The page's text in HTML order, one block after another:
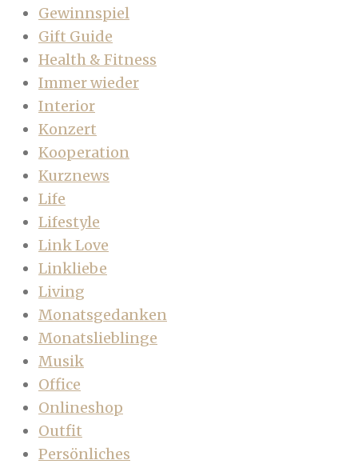
Gewinnspiel
Gift Guide
Health & Fitness
Immer wieder
Interior
Konzert
Kooperation
Kurznews
Life
Lifestyle
Link Love
Linkliebe
Living
Monatsgedanken
Monatslieblinge
Musik
Office
Onlineshop
Outfit
Persönliches